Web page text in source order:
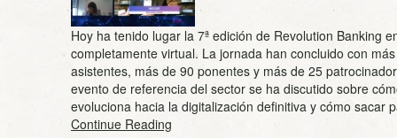
Hoy ha tenido lugar la 7ª edición de Revolution Banking
completamente virtual. La jornada han concluido con
asistentes, más de 90 ponentes y más de 25
evento de referencia del sector se ha discutido sobre
evoluciona hacia la digitalización definitiva y cómo
Continue Reading